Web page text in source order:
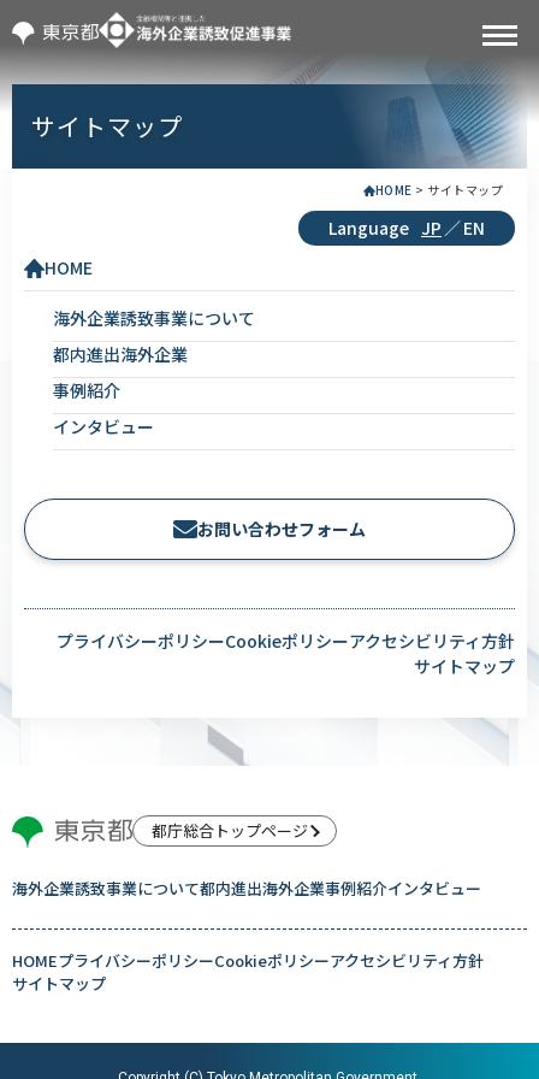
サイトマップ
HOME > サイトマップ
Language JP ／EN
HOME
海外企業誘致事業について
都内進出海外企業
事例紹介
インタビュー
お問い合わせフォーム
プライバシーポリシーCookieポリシーアクセシビリティ方針
サイトマップ
都庁総合トップページ
海外企業誘致事業について都内進出海外企業事例紹介インタビュー
HOMEプライバシーポリシーCookieポリシーアクセシビリティ方針
サイトマップ